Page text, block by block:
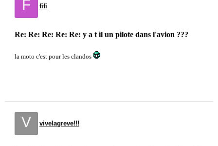
F fifi
Re: Re: Re: Re: Re: y a t il un pilote dans l'avion ???
la moto c'est pour les clandos
V vivelagreve!!!